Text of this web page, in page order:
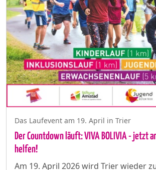
Das Laufevent am 19. April in Trier
Der Countdown läuft: VIVA BOLIVIA - jetzt
helfen!
Am 19. April 2026 wird Trier wieder